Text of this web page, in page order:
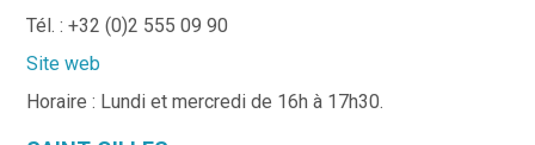
Tél. : +32 (0)2 555 09 90
Site web
Horaire : Lundi et mercredi de 16h à 17h30.